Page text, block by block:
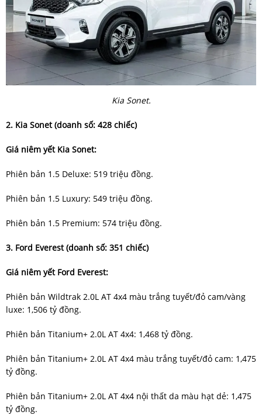
Kia Sonet.
2. Kia Sonet (doanh số: 428 chiếc)
Giá niêm yết Kia Sonet:
Phiên bản 1.5 Deluxe: 519 triệu đồng.
Phiên bản 1.5 Luxury: 549 triệu đồng.
Phiên bản 1.5 Premium: 574 triệu đồng.
3. Ford Everest (doanh số: 351 chiếc)
Giá niêm yết Ford Everest:
Phiên bản Wildtrak 2.0L AT 4x4 màu trắng tuyết/đỏ cam/vàng
luxe: 1,506 tỷ đồng.
Phiên bản Titanium+ 2.0L AT 4x4: 1,468 tỷ đồng.
Phiên bản Titanium+ 2.0L AT 4x4 màu trắng tuyết/đỏ cam: 1,475
tỷ đồng.
Phiên bản Titanium+ 2.0L AT 4x4 nội thất da màu hạt dẻ: 1,475
tỷ đồng.